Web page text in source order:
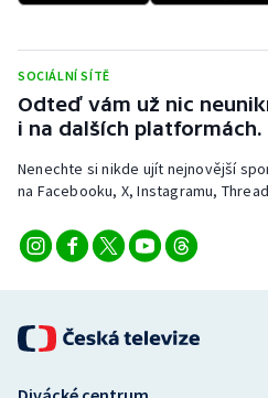
SOCIÁLNÍ SÍTĚ
Odteď vám už nic
i na dalších platformách.
Nenechte si nikde ujít nejnovější
na Facebooku, X, Instagramu,